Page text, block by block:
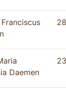
Daemen